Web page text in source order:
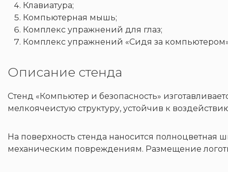
Клавиатура;
Компьютерная мышь;
Комплекс упражнений для глаз;
Комплекс упражнений «Сидя за
Описание стенда
Стенд «Компьютер и безопасность»
мелкоячеистую структуру, устойчив к
На поверхность стенда наносится
механическим повреждениям. Размещение